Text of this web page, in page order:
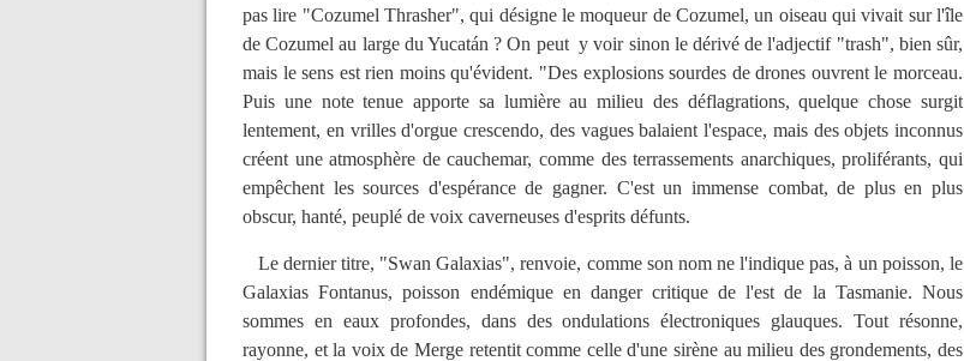
pas lire "Cozumel Thrasher", qui désigne le moqueur de Cozumel, un oiseau qui vivait sur l'île
de Cozumel au large du Yucatán ? On peut y voir sinon le dérivé de l'adjectif "trash", bien sûr,
mais le sens est rien moins qu'évident. "Des explosions sourdes de drones ouvrent le morceau.
Puis une note tenue apporte sa lumière au milieu des déflagrations, quelque chose surgit
lentement, en vrilles d'orgue crescendo, des vagues balaient l'espace, mais des objets inconnus
créent une atmosphère de cauchemar, comme des terrassements anarchiques, proliférants, qui
empêchent les sources d'espérance de gagner. C'est un immense combat, de plus en plus
obscur, hanté, peuplé de voix caverneuses d'esprits défunts.
Le dernier titre, "Swan Galaxias", renvoie, comme son nom ne l'indique pas, à un poisson, le
Galaxias Fontanus, poisson endémique en danger critique de l'est de la Tasmanie. Nous
sommes en eaux profondes, dans des ondulations électroniques glauques. Tout résonne,
rayonne, et la voix de Merge retentit comme celle d'une sirène au milieu des grondements, des